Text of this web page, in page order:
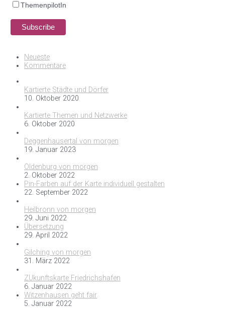
ThemenpilotIn
Neueste
Kommentare
Kartierte Städte und Dörfer
10. Oktober 2020
Kartierte Themen und Netzwerke
6. Oktober 2020
Deggenhausertal von morgen
19. Januar 2023
Oldenburg von morgen
2. Oktober 2022
Pin-Farben auf der Karte individuell gestalten
22. September 2022
Heilbronn von morgen
29. Juni 2022
Übersetzung
29. April 2022
Gilching von morgen
31. März 2022
ZUkunftskarte Friedrichshafen
6. Januar 2022
Witzenhausen geht fair
5. Januar 2022